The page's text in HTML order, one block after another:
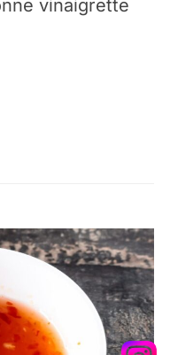
vinaigrette